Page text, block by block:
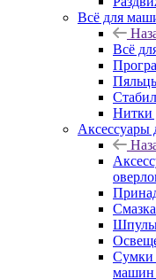
Всё для
Всё
Нитки
Аксессуары
Сумки
машин